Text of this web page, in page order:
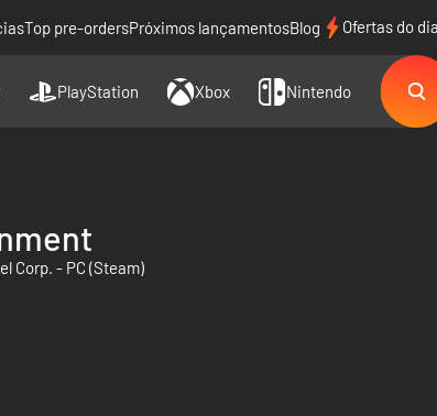
Top pre-ordersPróximos lançamentosBlog Ofertas do
PlayStation Xbox Nintendo
Corp. - PC (Steam)